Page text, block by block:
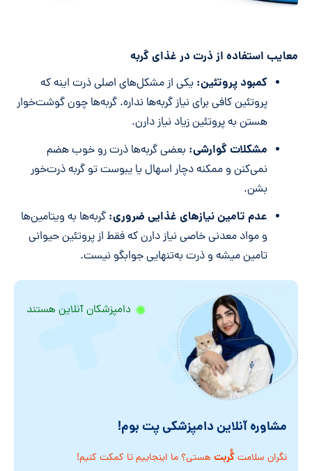
معایب استفاده از ذرت در غذای گربه
کمبود پروتئین: یکی از مشکل‌های اصلی ذرت اینه که
پروتئین کافی برای نیاز گربه‌ها نداره. گربه‌ها چون گوشت‌خوار
هستن به پروتئین زیاد نیاز دارن.
مشکلات گوارشی: بعضی گربه‌ها ذرت رو خوب هضم
نمی‌کنن و ممکنه دچار اسهال یا یبوست تو گربه ذرت‌خور
بشن.
عدم تامین نیازهای غذایی ضروری: گربه‌ها به ویتامین‌ها
و مواد معدنی خاصی نیاز دارن که فقط از پروتئین حیوانی
تامین میشه و ذرت به‌تنهایی جوابگو نیست.
دامپزشکان آنلاین هستند
مشاوره آنلاین دامپزشکی پت بوم!
نگران سلامتگُربتهستی؟ ما اینجاییم تا کمکت کنیم!